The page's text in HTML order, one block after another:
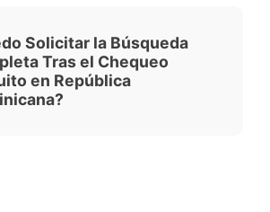
Solicitar la Búsqueda
Tras el Chequeo
en República